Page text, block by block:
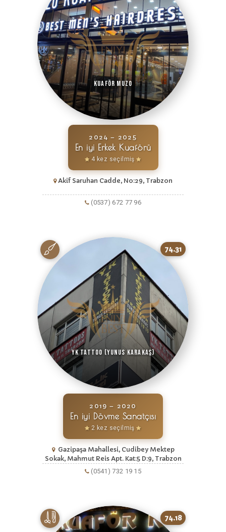
Kuaför Muzo
2024 – 2025
En iyi Erkek Kuaförü
4 kez seçilmiş
Akif Saruhan Cadde, No:29, Trabzon
(0537) 672 77 96
74.31
Yk Tattoo (Yunus Karakaş)
2019 – 2020
En iyi Dövme Sanatçısı
2 kez seçilmiş
Gazipaşa Mahallesi, Cudibey Mektep
Sokak, Mahmut Reis Apt. Kat:5 D:9, Trabzon
(0541) 732 19 15
74.18